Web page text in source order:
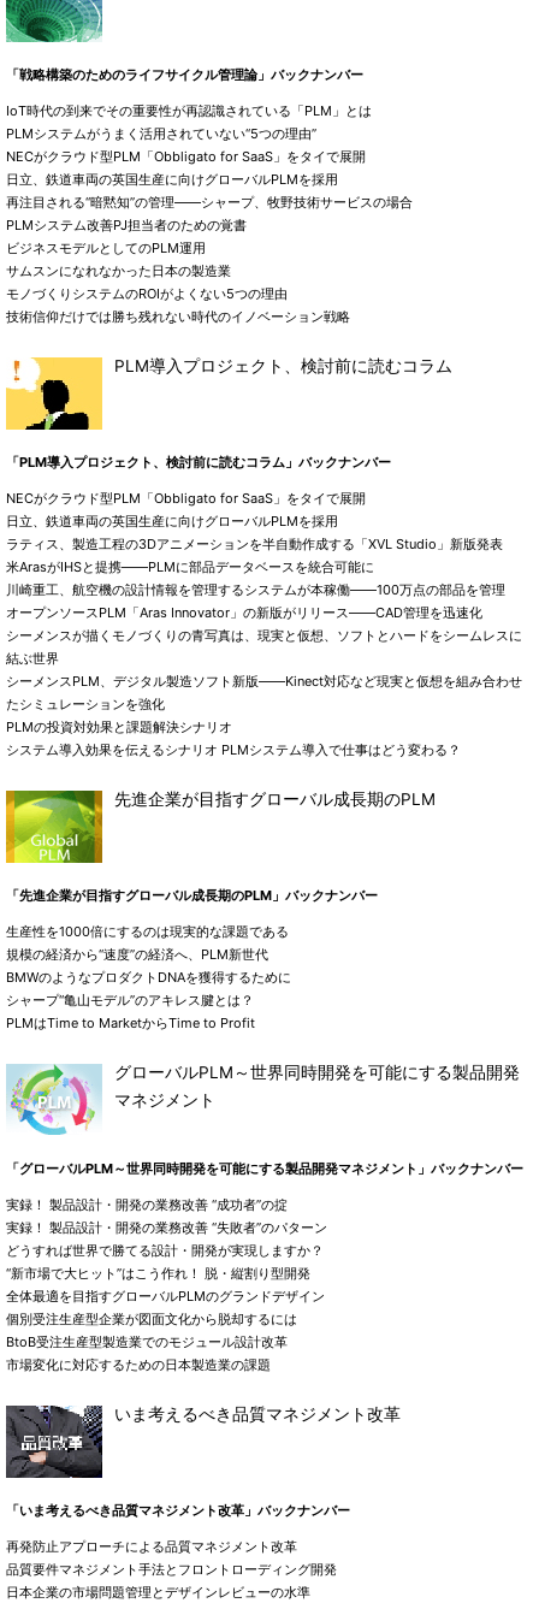
「戦略構築のためのライフサイクル管理論」バックナンバー
IoT時代の到来でその重要性が再認識されている「PLM」とは
PLMシステムがうまく活用されていない“5つの理由”
NECがクラウド型PLM「Obbligato for SaaS」をタイで展開
日立、鉄道車両の英国生産に向けグローバルPLMを採用
再注目される“暗黙知”の管理――シャープ、牧野技術サービスの場合
PLMシステム改善PJ担当者のための覚書
ビジネスモデルとしてのPLM運用
サムスンになれなかった日本の製造業
モノづくりシステムのROIがよくない5つの理由
技術信仰だけでは勝ち残れない時代のイノベーション戦略
PLM導入プロジェクト、検討前に読むコラム
「PLM導入プロジェクト、検討前に読むコラム」バックナンバー
NECがクラウド型PLM「Obbligato for SaaS」をタイで展開
日立、鉄道車両の英国生産に向けグローバルPLMを採用
ラティス、製造工程の3Dアニメーションを半自動作成する「XVL Studio」新版発表
米ArasがIHSと提携――PLMに部品データベースを統合可能に
川崎重工、航空機の設計情報を管理するシステムが本稼働――100万点の部品を管理
オープンソースPLM「Aras Innovator」の新版がリリース――CAD管理を迅速化
シーメンスが描くモノづくりの青写真は、現実と仮想、ソフトとハードをシームレスに
結ぶ世界
シーメンスPLM、デジタル製造ソフト新版――Kinect対応など現実と仮想を組み合わせ
たシミュレーションを強化
PLMの投資対効果と課題解決シナリオ
システム導入効果を伝えるシナリオ PLMシステム導入で仕事はどう変わる？
先進企業が目指すグローバル成長期のPLM
「先進企業が目指すグローバル成長期のPLM」バックナンバー
生産性を1000倍にするのは現実的な課題である
規模の経済から“速度”の経済へ、PLM新世代
BMWのようなプロダクトDNAを獲得するために
シャープ“亀山モデル”のアキレス腱とは？
PLMはTime to MarketからTime to Profit
グローバルPLM～世界同時開発を可能にする製品開発
マネジメント
「グローバルPLM～世界同時開発を可能にする製品開発マネジメント」バックナンバー
実録！ 製品設計・開発の業務改善 “成功者”の掟
実録！ 製品設計・開発の業務改善 “失敗者”のパターン
どうすれば世界で勝てる設計・開発が実現しますか？
“新市場で大ヒット”はこう作れ！ 脱・縦割り型開発
全体最適を目指すグローバルPLMのグランドデザイン
個別受注生産型企業が図面文化から脱却するには
BtoB受注生産型製造業でのモジュール設計改革
市場変化に対応するための日本製造業の課題
いま考えるべき品質マネジメント改革
「いま考えるべき品質マネジメント改革」バックナンバー
再発防止アプローチによる品質マネジメント改革
品質要件マネジメント手法とフロントローディング開発
日本企業の市場問題管理とデザインレビューの水準